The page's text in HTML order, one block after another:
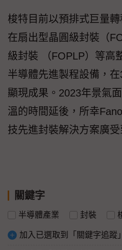
梭特目前以預排式巨量
在扇出型晶圓級封裝（
級封裝 （FOPLP）等高
半導體先進製程設備，
顯現成果。2023年景氣
溫的時間延後，所幸
技先進封裝解決方案廣受
關鍵字
半導體產業 封裝
加入已選取到「關鍵字追蹤」